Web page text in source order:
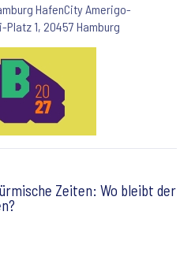
HafenCity Amerigo-
Platz 1, 20457 Hamburg
Zeiten: Wo bleibt der